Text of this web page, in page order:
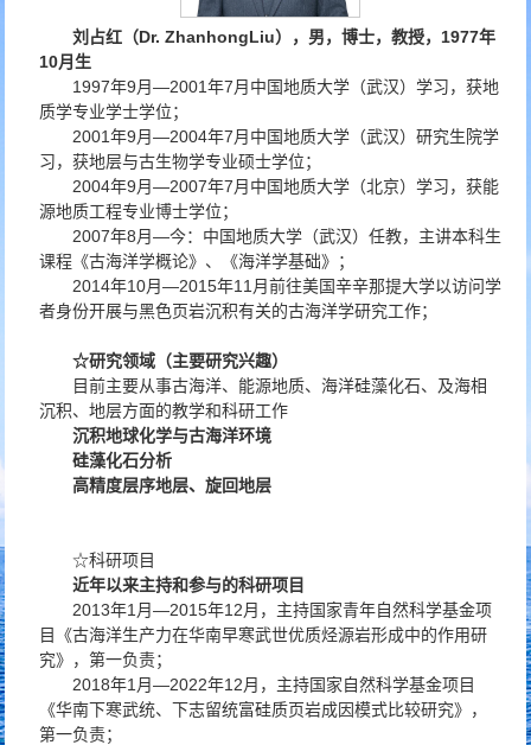
刘占红 （Dr. ZhanhongLiu），男，博士，教授， 1977年
10月生
1997年9月—2001年7月中国地质大学（武汉）学习，获地
质学专业学士学位；
2001年9月—2004年7月中国地质大学（武汉）研究生院学
习，获地层与古生物学专业硕士学位；
2004年9月—2007年7月中国地质大学（北京）学习，获能
源地质工程专业博士学位；
2007年8月—今：中国地质大学（武汉）任教，主讲本科生
课程《古海洋学概论》、《海洋学基础》；
2014年10月—2015年11月前往美国辛辛那提大学以访问学
者身份开展与黑色页岩沉积有关的古海洋学研究工作；
☆研究领域（主要研究兴趣）
目前主要从事古海洋、能源地质、海洋硅藻化石、及海相
沉积、地层方面的教学和科研工作
沉积地球化学与古海洋环境
硅藻化石分析
高精度层序地层、旋回地层
☆科研项目
近年以来主持和参与的科研项目
2013年1月—2015年12月，主持国家青年自然科学基金项
目《古海洋生产力在华南早寒武世优质烃源岩形成中的作用研
究》，第一负责；
2018年1月—2022年12月，主持国家自然科学基金项目
《华南下寒武统、下志留统富硅质页岩成因模式比较研究》，
第一负责；